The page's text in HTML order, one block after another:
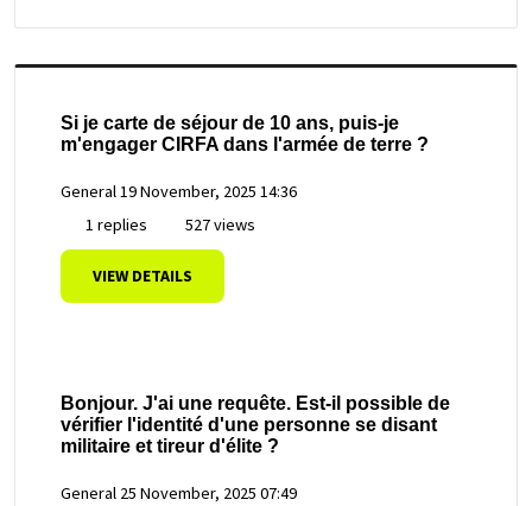
Si je carte de séjour de 10 ans, puis-je
m'engager CIRFA dans l'armée de terre ?
General19 November, 2025 14:36
1 replies
527 views
VIEW DETAILS
Bonjour. J'ai une requête. Est-il possible de
vérifier l'identité d'une personne se disant
militaire et tireur d'élite ?
General 25 November, 2025 07:49